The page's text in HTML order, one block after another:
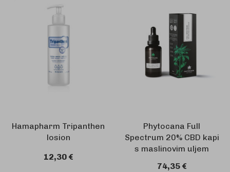
Hamapharm Tripanthen
losion
12,30 €
Phytocana Full
Spectrum 20% CBD kapi
s maslinovim uljem
74,35 €